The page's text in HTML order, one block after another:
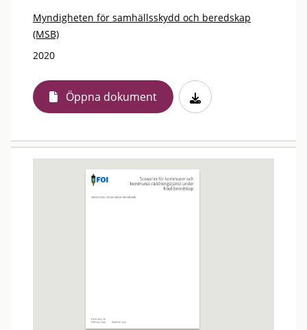
Myndigheten för samhällsskydd och beredskap
(MSB)
2020
Öppna dokument